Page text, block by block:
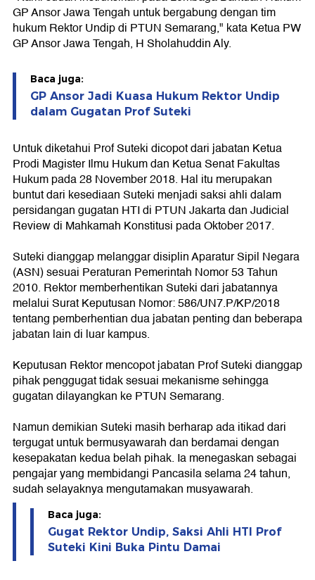
GP Ansor Jawa Tengah untuk bergabung dengan tim
hukum Rektor Undip di PTUN Semarang," kata Ketua PW
GP Ansor Jawa Tengah, H Sholahuddin Aly.
Baca juga:
GP Ansor Jadi Kuasa Hukum Rektor Undip
dalam Gugatan Prof Suteki
Untuk diketahui Prof Suteki dicopot dari jabatan Ketua
Prodi Magister Ilmu Hukum dan Ketua Senat Fakultas
Hukum pada 28 November 2018. Hal itu merupakan
buntut dari kesediaan Suteki menjadi saksi ahli dalam
persidangan gugatan HTI di PTUN Jakarta dan Judicial
Review di Mahkamah Konstitusi pada Oktober 2017.
Suteki dianggap melanggar disiplin Aparatur Sipil Negara
(ASN) sesuai Peraturan Pemerintah Nomor 53 Tahun
2010. Rektor memberhentikan Suteki dari jabatannya
melalui Surat Keputusan Nomor: 586/UN7.P/KP/2018
tentang pemberhentian dua jabatan penting dan beberapa
jabatan lain di luar kampus.
Keputusan Rektor mencopot jabatan Prof Suteki dianggap
pihak penggugat tidak sesuai mekanisme sehingga
gugatan dilayangkan ke PTUN Semarang.
Namun demikian Suteki masih berharap ada itikad dari
tergugat untuk bermusyawarah dan berdamai dengan
kesepakatan kedua belah pihak. Ia menegaskan sebagai
pengajar yang membidangi Pancasila selama 24 tahun,
sudah selayaknya mengutamakan musyawarah.
Baca juga:
Gugat Rektor Undip, Saksi Ahli HTI Prof
Suteki Kini Buka Pintu Damai